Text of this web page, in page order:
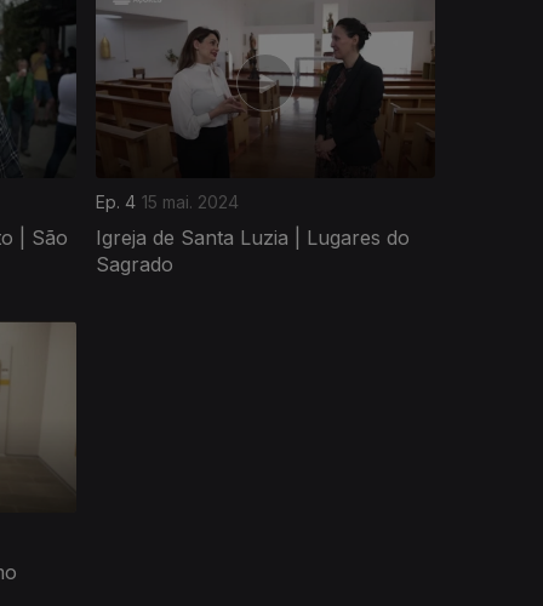
| São
Ep. 4 15 mai. 2024
Igreja de Santa Luzia | Lugares do
Sagrado